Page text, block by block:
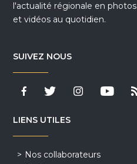
l'actualité régionale en photos
et vidéos au quotidien.
SUIVEZ NOUS
LIENS UTILES
Nos collaborateurs